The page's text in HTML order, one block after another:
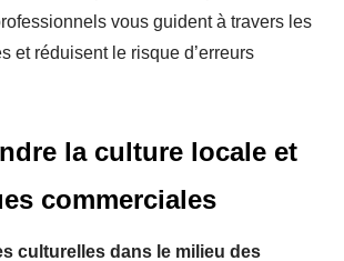
vous guident à travers les
et réduisent le risque d’erreurs
la culture locale et
commerciales
culturelles dans le milieu des